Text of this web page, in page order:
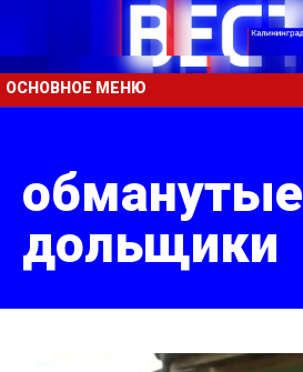
ОСНОВНОЕ МЕНЮ
обманутые
дольщики